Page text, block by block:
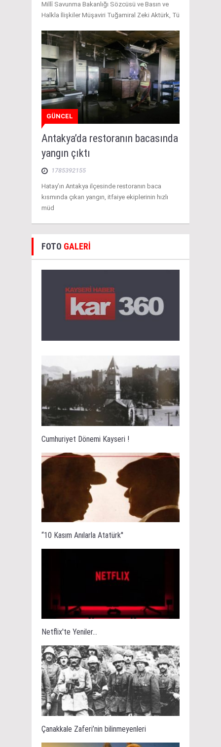
Millî Savunma Bakanlığı Sözcüsü ve Basın ve
Halkla İlişkiler Müşaviri Tuğamiral Zeki Aktürk, Tü
GÜNCEL
Antakya’da restoranın bacasında
yangın çıktı
1785392155
Hatay’ın Antakya ilçesinde restoranın baca
kısmında çıkan yangın, itfaiye ekiplerinin hızlı
müd
FOTO GALERİ
Cumhuriyet Dönemi Kayseri !
“10 Kasım Anılarla Atatürk''
Netflix'te Yeniler...
Çanakkale Zaferi’nin bilinmeyenleri